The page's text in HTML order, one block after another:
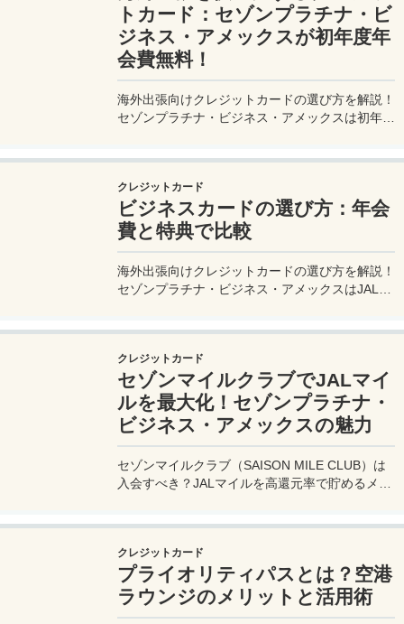
トカード：セゾンプラチナ・ビ
ジネス・アメックスが初年度年
会費無料！
海外出張向けクレジットカードの選び方を解説！
セゾンプラチナ・ビジネス・アメックスは初年度
クレジットカード
ビジネスカードの選び方：年会
費と特典で比較
海外出張向けクレジットカードの選び方を解説！
セゾンプラチナ・ビジネス・アメックスはJALマ
クレジットカード
セゾンマイルクラブでJALマイ
ルを最大化！セゾンプラチナ・
ビジネス・アメックスの魅力
セゾンマイルクラブ（SAISON MILE CLUB）は
入会すべき？JALマイルを高還元率で貯めるメリ
クレジットカード
プライオリティパスとは？空港
ラウンジのメリットと活用術